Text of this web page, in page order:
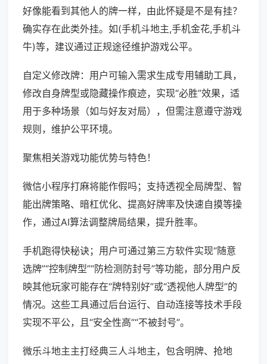
好像能看到其他人的牌一样，由此怀疑是不是有挂？
确实存在此类外挂。如(手机斗地主,手机金花,手机斗
牛)等，建议通过正规途径维护游戏公平。
自定义修改牌：用户可输入需求生成专用辅助工具，
修改自身牌型或隐藏操作痕迹，实现“必胜”效果，适
用于多种场景（如与好友对局），但需注意遵守游戏
规则，维护公平环境。
聚焦相关游戏功能优势与特色！
微信小程序打麻将能作假吗；支持透视全局牌型、智
能出牌策略、暗杠优化、提高好牌率及快速自摸等操
作，通过AI算法调整牌局结果，提升胜率。
手机跑得快秘诀；用户可通过第三方软件实现“随意
选牌”“控制牌型”“防检测防封号”等功能，部分用户反
映其他玩家可能存在“牌特别好”或“透视他人牌型”的
情况。这些工具通过后台运行、自动连接等技术手段
实现不平公，且“安全性高”“不被封号”。
微乐斗地主主打经典三人斗地主，包含明牌、抢地